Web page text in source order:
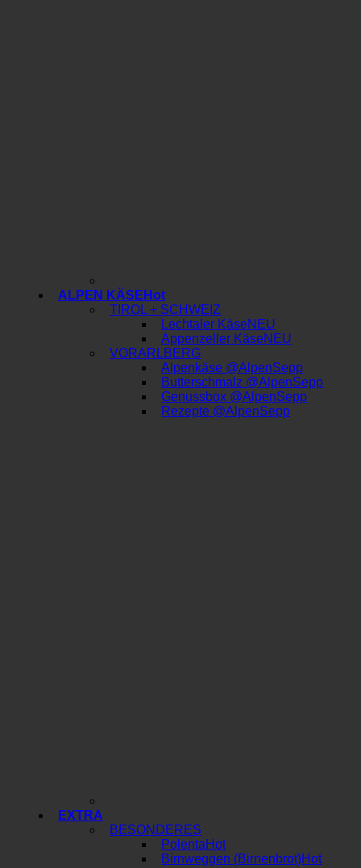
ALPEN KÄSE
TIROL + SCHWEIZ
Lechtaler Käse
Appenzeller Käse
VORARLBERG
Alpenkäse @AlpenSepp
Butterschmalz @AlpenSepp
Genussbox @AlpenSepp
Rezepte @AlpenSepp
EXTRA
BESONDERES
Polenta
Birnweggen (Birnenbrot)